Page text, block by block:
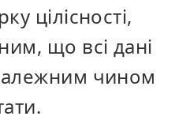
цілісності,
що всі дані
чином